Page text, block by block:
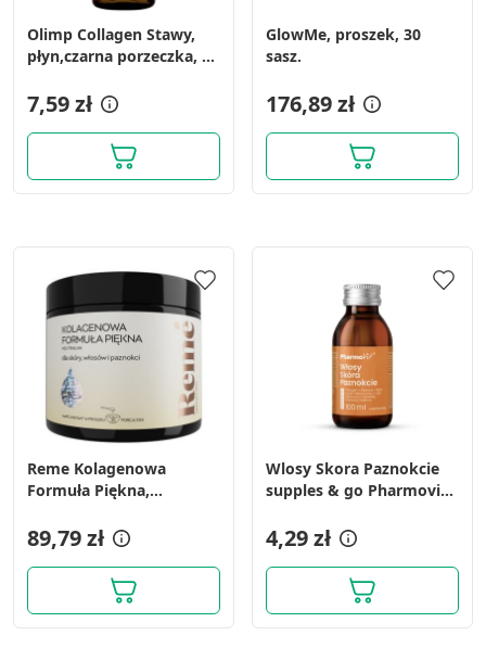
Olimp Collagen Stawy,
płyn,czarna porzeczka, 25
7,59 zł
GlowMe, proszek, 30
sasz.
176,89 zł
Reme Kolagenowa
Formuła Piękna,
89,79 zł
Wlosy Skora Paznokcie
supples & go Pharmovit,
4,29 zł